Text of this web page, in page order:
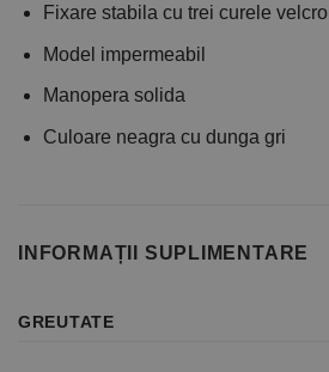
Fixare stabila cu trei curele velcro
Model impermeabil
Manopera solida
Culoare neagra cu dunga gri
INFORMAȚII SUPLIMENTARE
GREUTATE